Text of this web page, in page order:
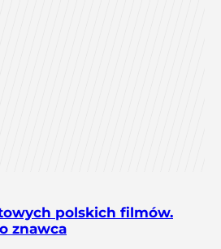
polskich filmów.
znawca